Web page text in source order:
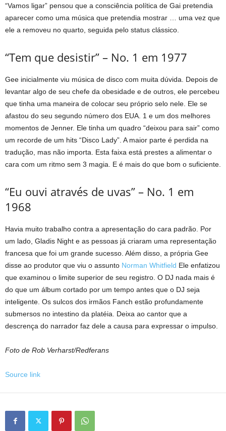
“Vamos ligar” pensou que a consciência política de Gai pretendia
aparecer como uma música que pretendia mostrar … uma vez que
ele a removeu no quarto, seguida pelo status clássico.
“Tem que desistir” – No. 1 em 1977
Gee inicialmente viu música de disco com muita dúvida. Depois de
levantar algo de seu chefe da obesidade e de outros, ele percebeu
que tinha uma maneira de colocar seu próprio selo nele. Ele se
afastou do seu segundo número dos EUA. 1 e um dos melhores
momentos de Jenner. Ele tinha um quadro “deixou para sair” como
um recorde de um hits “Disco Lady”. A maior parte é perdida na
tradução, mas não importa. Esta faixa está prestes a alimentar o
cara com um ritmo sem 3 magia. E é mais do que bom o suficiente.
“Eu ouvi através de uvas” – No. 1 em
1968
Havia muito trabalho contra a apresentação do cara padrão. Por
um lado, Gladis Night e as pessoas já criaram uma representação
francesa que foi um grande sucesso. Além disso, a própria Gee
disse ao produtor que viu o assunto Norman Whitfield Ele enfatizou
que examinou o limite superior de seu registro. O DJ nada mais é
do que um álbum cortado por um tempo antes que o DJ seja
inteligente. Os sulcos dos irmãos Fanch estão profundamente
submersos no intestino da platéia. Deixa ao cantor que a
descrença do narrador faz dele a causa para expressar o impulso.
Foto de Rob Verharst/Redferans
Source link